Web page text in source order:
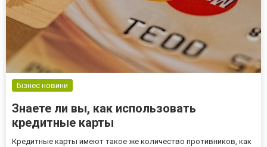
Бізнес новини
Знаете ли вы, как использовать
кредитные карты
Кредитные карты имеют такое же количество противников, как